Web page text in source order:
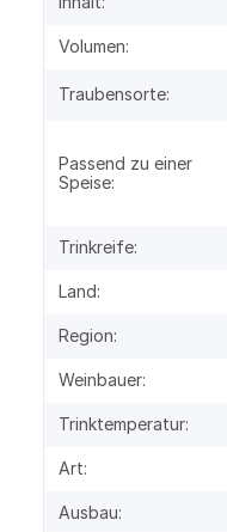
Volumen:
Traubensorte:
Passend zu einer
Speise:
Trinkreife:
Land:
Region:
Weinbauer:
Trinktemperatur:
Art:
Ausbau: